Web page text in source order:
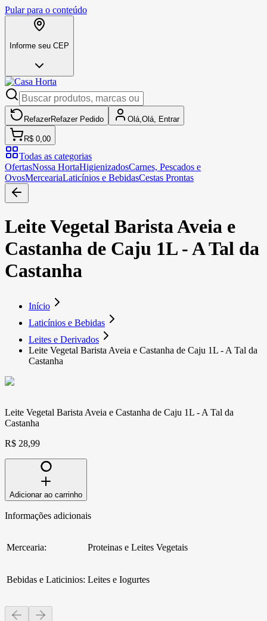
Pular para o conteúdo
Informe seu CEP
RefazerRefazer Pedido Olá, Olá, Entrar
R$ 0,00
Todas as categorias
OfertasNossa HortaHigienizadosCarnes, Pescados e
OvosMerceariaLaticínios e BebidasCestas Prontas
Leite Vegetal Barista Aveia e
Castanha de Caju 1L - A Tal da
Castanha
Início
Laticínios e Bebidas
Leites e Derivados
Leite Vegetal Barista Aveia e Castanha de Caju 1L - A Tal da
Castanha
Leite Vegetal Barista Aveia e Castanha de Caju 1L - A Tal da
Castanha
R$ 28,99
Adicionar ao carrinho
Informações adicionais
Mercearia: Proteinas e Leites Vegetais
Bebidas e Laticinios: Leites e Iogurtes